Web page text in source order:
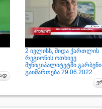
2 ივლისს, შიდა ქართლის
რეგიონის ოთხივე
მუნიციპალიტეტში გარბენი
გაიმართება 29.06.2022